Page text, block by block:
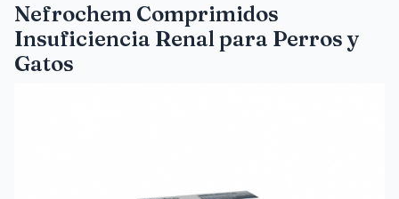
Nefrochem Comprimidos
Insuficiencia Renal para Perros y
Gatos